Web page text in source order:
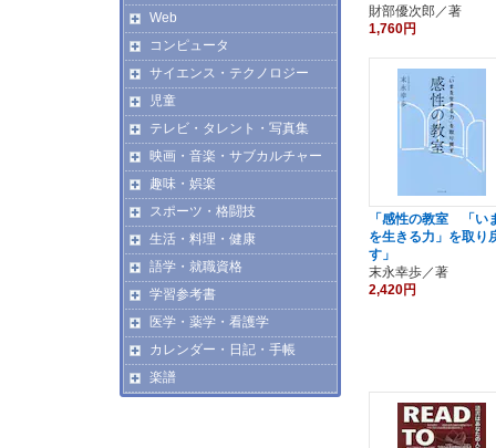
Web
コンピュータ
サイエンス・テクノロジー
児童
テレビ・タレント・写真集
映画・音楽・サブカルチャー
趣味・娯楽
スポーツ・格闘技
生活・料理・健康
語学・就職資格
学習参考書
医学・薬学・看護学
カレンダー・日記・手帳
楽譜
財部優次郎／著
1,760円
「感性の教室 「い
を生きる力」を取り
す」
末永幸歩／著
2,420円